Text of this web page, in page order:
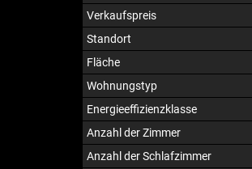
Verkaufspreis
Standort
Fläche
Wohnungstyp
Energieeffizienzklasse
Anzahl der Zimmer
Anzahl der Schlafzimmer